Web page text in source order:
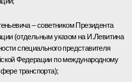
– советником Президента
(отдельным указом на И.Левитина
специального представителя
Федерации по международному
транспорта);